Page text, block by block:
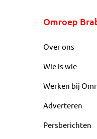
Omroep
Over ons
Wie is wie
Werken bij
Adverteren
Persberichten